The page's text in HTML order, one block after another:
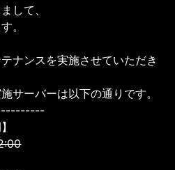
して、
。
ナンスを実施させていただき
サーバーは以下の通りです。